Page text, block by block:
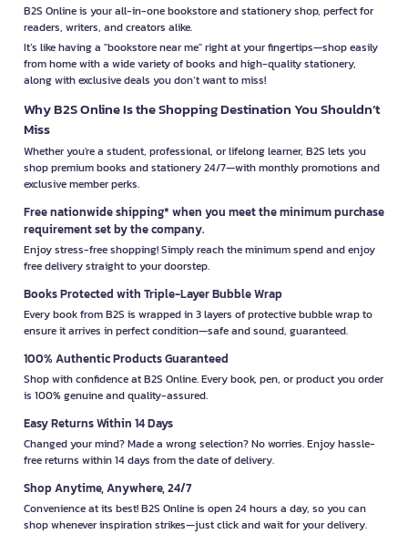
B2S Online is your all-in-one bookstore and stationery shop, perfect for
readers, writers, and creators alike.
It’s like having a "bookstore near me" right at your fingertips—shop easily
from home with a wide variety of books and high-quality stationery,
along with exclusive deals you don’t want to miss!
Why B2S Online Is the Shopping Destination You Shouldn’t
Miss
Whether you're a student, professional, or lifelong learner, B2S lets you
shop premium books and stationery 24/7—with monthly promotions and
exclusive member perks.
Free nationwide shipping* when you meet the minimum purchase
requirement set by the company.
Enjoy stress-free shopping! Simply reach the minimum spend and enjoy
free delivery straight to your doorstep.
Books Protected with Triple-Layer Bubble Wrap
Every book from B2S is wrapped in 3 layers of protective bubble wrap to
ensure it arrives in perfect condition—safe and sound, guaranteed.
100% Authentic Products Guaranteed
Shop with confidence at B2S Online. Every book, pen, or product you order
is 100% genuine and quality-assured.
Easy Returns Within 14 Days
Changed your mind? Made a wrong selection? No worries. Enjoy hassle-
free returns within 14 days from the date of delivery.
Shop Anytime, Anywhere, 24/7
Convenience at its best! B2S Online is open 24 hours a day, so you can
shop whenever inspiration strikes—just click and wait for your delivery.